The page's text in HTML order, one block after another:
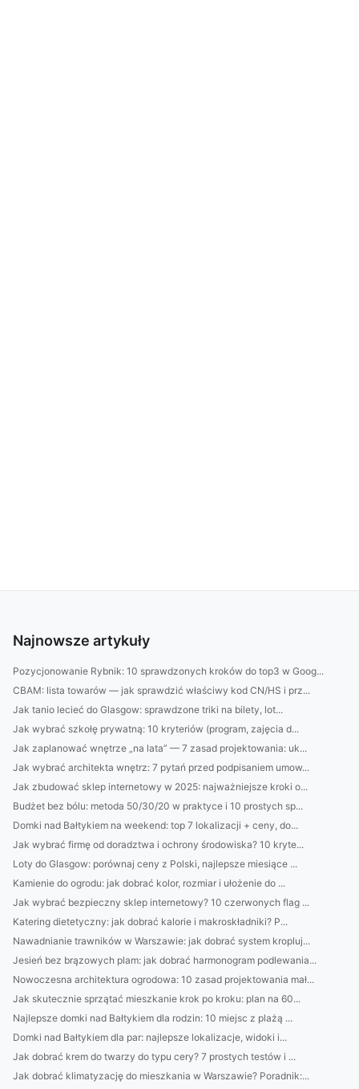
Najnowsze artykuły
Pozycjonowanie Rybnik: 10 sprawdzonych kroków do top3 w Goog...
CBAM: lista towarów — jak sprawdzić właściwy kod CN/HS i prz...
Jak tanio lecieć do Glasgow: sprawdzone triki na bilety, lot...
Jak wybrać szkołę prywatną: 10 kryteriów (program, zajęcia d...
Jak zaplanować wnętrze „na lata” — 7 zasad projektowania: uk...
Jak wybrać architekta wnętrz: 7 pytań przed podpisaniem umow...
Jak zbudować sklep internetowy w 2025: najważniejsze kroki o...
Budżet bez bólu: metoda 50/30/20 w praktyce i 10 prostych sp...
Domki nad Bałtykiem na weekend: top 7 lokalizacji + ceny, do...
Jak wybrać firmę od doradztwa i ochrony środowiska? 10 kryte...
Loty do Glasgow: porównaj ceny z Polski, najlepsze miesiące ...
Kamienie do ogrodu: jak dobrać kolor, rozmiar i ułożenie do ...
Jak wybrać bezpieczny sklep internetowy? 10 czerwonych flag ...
Katering dietetyczny: jak dobrać kalorie i makroskładniki? P...
Nawadnianie trawników w Warszawie: jak dobrać system kropluj...
Jesień bez brązowych plam: jak dobrać harmonogram podlewania...
Nowoczesna architektura ogrodowa: 10 zasad projektowania mał...
Jak skutecznie sprzątać mieszkanie krok po kroku: plan na 60...
Najlepsze domki nad Bałtykiem dla rodzin: 10 miejsc z plażą ...
Domki nad Bałtykiem dla par: najlepsze lokalizacje, widoki i...
Jak dobrać krem do twarzy do typu cery? 7 prostych testów i ...
Jak dobrać klimatyzację do mieszkania w Warszawie? Poradnik:...